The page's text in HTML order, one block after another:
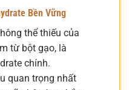
Bền Vững
thể thiếu của
từ bột gạo, là
chính.
quan trọng nhất